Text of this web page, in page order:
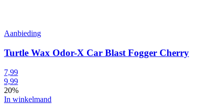
Aanbieding
Turtle Wax Odor-X Car Blast Fogger Cherry
7,99
9,99
20%
In winkelmand